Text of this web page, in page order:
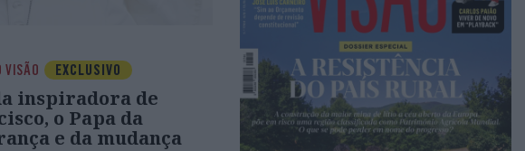
VISÃO EXCLUSIVO
inspiradora de
o Papa da
e da mudança